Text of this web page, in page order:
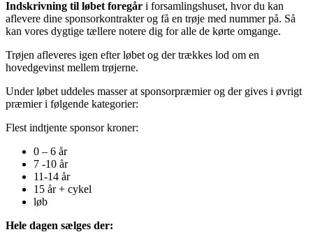
Indskrivning til løbet foregår i forsamlingshuset, hvor du kan
aflevere dine sponsorkontrakter og få en trøje med nummer på. Så
kan vores dygtige tællere notere dig for alle de kørte omgange.
Trøjen afleveres igen efter løbet og der trækkes lod om en
hovedgevinst mellem trøjerne.
Under løbet uddeles masser at sponsorpræmier og der gives i øvrigt
præmier i følgende kategorier:
Flest indtjente sponsor kroner:
0 – 6 år
7 -10 år
11-14 år
15 år + cykel
løb
Hele dagen sælges der: